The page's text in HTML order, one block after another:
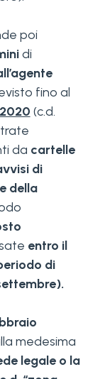
poi
di
fino al
(c.d.
da cartelle
di
della
entro il
di
medesima
legale o la